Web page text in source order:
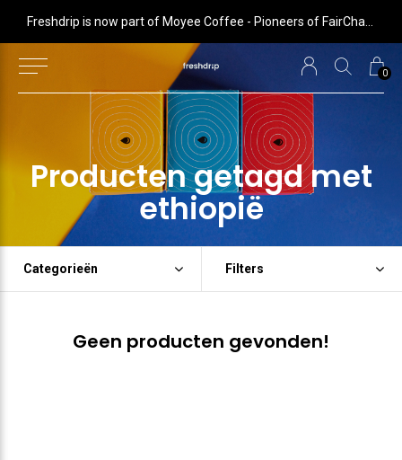
0
Producten getagd met
ethiopië
Categorieën Filters
Geen producten gevonden!